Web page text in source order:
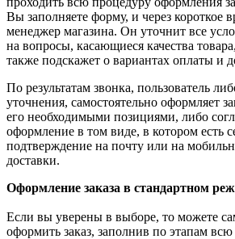
Вы заполняете форму, и через короткое
менеджер магазина. Он уточнит все
на вопросы, касающиеся качества
также подскажет о вариантах оплаты и
По результатам звонка, пользователь
уточнения, самостоятельно оформляет
его необходимыми позициями, либо
оформление в том виде, в котором есть
подтверждение на почту или на
доставки.
Оформление заказа в стандартном
Если вы уверены в выборе, то можете
оформить заказ, заполнив по этапам